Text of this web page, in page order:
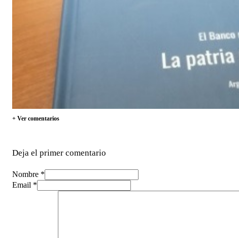
+ Ver comentarios
Deja el primer comentario
Nombre *
Email *